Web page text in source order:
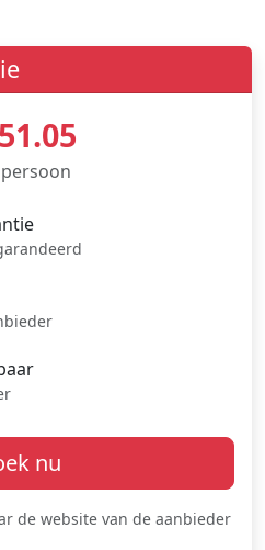
nu
de website van de aanbieder